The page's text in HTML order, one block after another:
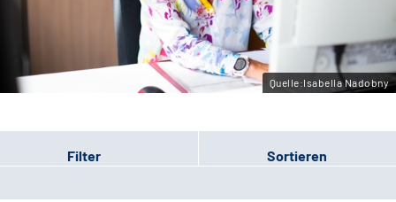
Leichte Sprache
Gebärdensprache
Quelle:Isabella Nadobny
Filter Sortieren